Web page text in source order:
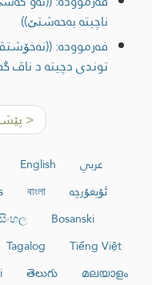
ناچیته‌ به‌حه‌شتێ))
فەرموودە:
توندی دچیته‌ د ناڤ
<
عربي English
ئۇيغۇرچە
বাংলা
Bosanski
Tiếng Việt
Tagalog
മലയാളം
తెలుగు